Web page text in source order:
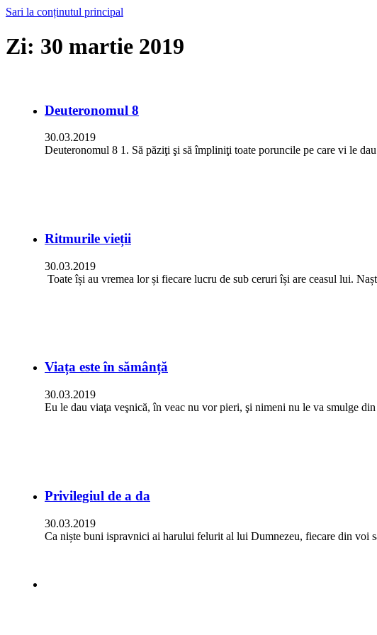
Sari la conținutul principal
Zi: 30 martie 2019
Deuteronomul 8
30.03.2019
Deuteronomul 8 1. Să păziţi şi să împliniţi toate poruncile pe care vi le
Ritmurile vieții
30.03.2019
Toate își au vremea lor și fiecare lucru de sub ceruri își are ceasul lui.
Viața este în sămânță
30.03.2019
Eu le dau viaţa veşnică, în veac nu vor pieri, şi nimeni nu le va smulge
Privilegiul de a da
30.03.2019
Ca niște buni ispravnici ai harului felurit al lui Dumnezeu, fiecare din voi